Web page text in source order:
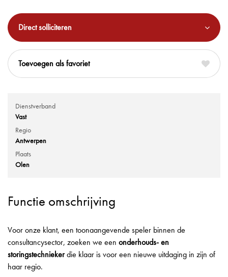
Direct solliciteren
favoriet
Dienstverband
Vast
Regio
Antwerpen
Plaats
Olen
Functie omschrijving
Voor onze klant, een toonaangevende speler binnen de
consultancysector, zoeken we een onderhouds- en
storingstechniekerdie klaar is voor een nieuwe uitdaging in zijn of
haar regio.